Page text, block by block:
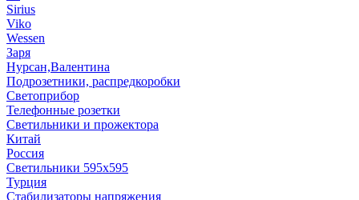
Sirius
Viko
Wessen
Заря
Нурсан,Валентина
Подрозетники, распредкоробки
Светоприбор
Телефонные розетки
Светильники и прожектора
Китай
Россия
Светильники 595х595
Турция
Стабилизаторы напряжения